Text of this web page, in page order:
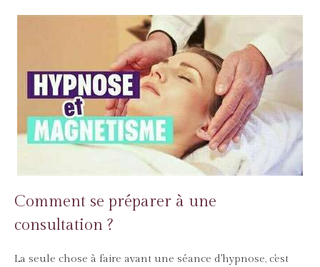
Comment se préparer à une
consultation ?
La seule chose à faire avant une séance d'hypnose, c'est